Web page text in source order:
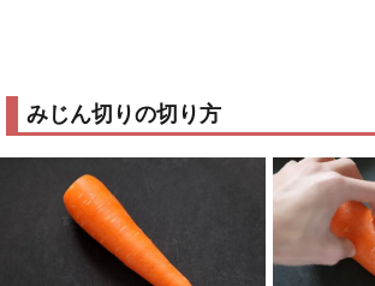
みじん切りの切り方